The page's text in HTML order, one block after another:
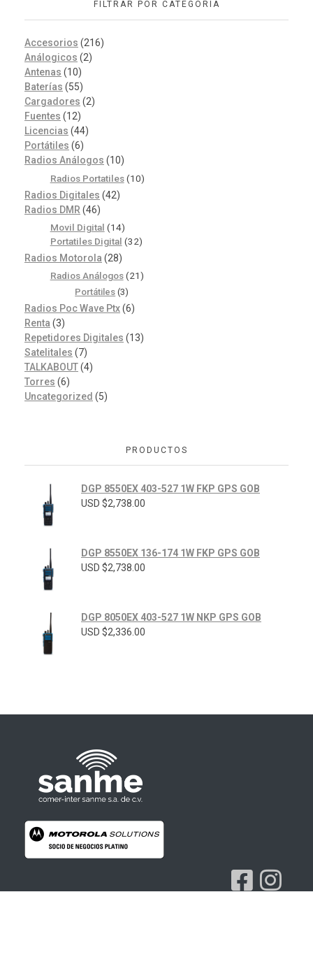
FILTRAR POR CATEGORÍA
Accesorios (216)
Análogicos (2)
Antenas (10)
Baterías (55)
Cargadores (2)
Fuentes (12)
Licencias (44)
Portátiles (6)
Radios Análogos (10)
Radios Portatiles (10)
Radios Digitales (42)
Radios DMR (46)
Movil Digital (14)
Portatiles Digital (32)
Radios Motorola (28)
Radios Análogos (21)
Portátiles (3)
Radios Poc Wave Ptx(6)
Renta (3)
Repetidores Digitales (13)
Satelitales (7)
TALKABOUT(4)
Torres (6)
Uncategorized (5)
PRODUCTOS
DGP 8550EX 403-527 1W FKP GPS GOB
USD $2,738.00
DGP 8550EX 136-174 1W FKP GPS GOB
USD $2,738.00
DGP 8050EX 403-527 1W NKP GPS GOB
USD $2,336.00